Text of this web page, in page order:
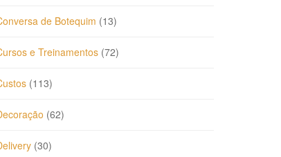
de Botequim (13)
e Treinamentos (72)
(113)
(62)
(30)